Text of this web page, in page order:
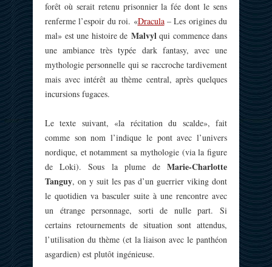
forêt où serait retenu prisonnier la fée dont le sens
renferme l’espoir du roi. «Dracula– Les origines du
mal» est une histoire de Malvylqui commence dans
une ambiance très typée dark fantasy, avec une
mythologie personnelle qui se raccroche tardivement
mais avec intérêt au thème central, après quelques
incursions fugaces.
Le texte suivant, «la récitation du scalde», fait
comme son nom l’indique le pont avec l’univers
nordique, et notamment sa mythologie (via la figure
de Loki). Sous la plume de Marie-Charlotte
Tanguy, on y suit les pas d’un guerrier viking dont
le quotidien va basculer suite à une rencontre avec
un étrange personnage, sorti de nulle part. Si
certains retournements de situation sont attendus,
l’utilisation du thème (et la liaison avec le panthéon
asgardien) est plutôt ingénieuse.